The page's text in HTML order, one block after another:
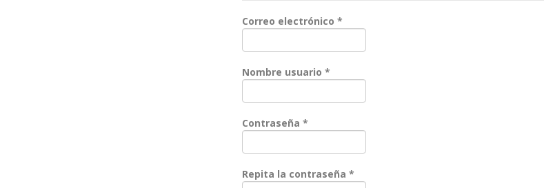
Correo electrónico *
Nombre usuario *
Contraseña *
Repita la contraseña *